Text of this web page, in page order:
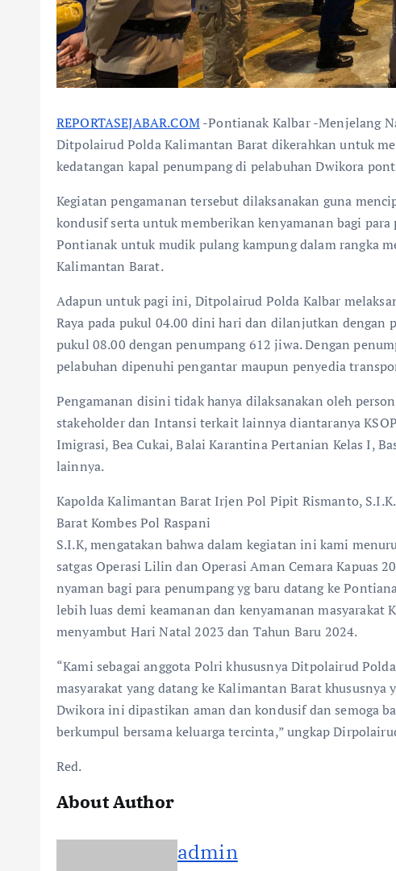
REPORTASEJABAR.COM-Pontianak Kalbar -Menjelang
Ditpolairud Polda Kalimantan Barat dikerahkan untuk
kedatangan kapal penumpang di pelabuhan Dwikora
Kegiatan pengamanan tersebut dilaksanakan guna
kondusif serta untuk memberikan kenyamanan bagi
Pontianak untuk mudik pulang kampung dalam rangka
Kalimantan Barat.
Adapun untuk pagi ini, Ditpolairud Polda Kalbar
Raya pada pukul 04.00 dini hari dan dilanjutkan dengan
pukul 08.00 dengan penumpang 612 jiwa. Dengan
pelabuhan dipenuhi pengantar maupun penyedia
Pengamanan disini tidak hanya dilaksanakan oleh
stakeholder dan Intansi terkait lainnya diantaranya
Imigrasi, Bea Cukai, Balai Karantina Pertanian Kelas I,
lainnya.
Kapolda Kalimantan Barat Irjen Pol Pipit Rismanto,
Barat Kombes Pol Raspani
S.I.K, mengatakan bahwa dalam kegiatan ini kami
satgas Operasi Lilin dan Operasi Aman Cemara Kapuas
nyaman bagi para penumpang yg baru datang ke
lebih luas demi keamanan dan kenyamanan masyarakat
menyambut Hari Natal 2023 dan Tahun Baru 2024.
“Kami sebagai anggota Polri khususnya Ditpolairud
masyarakat yang datang ke Kalimantan Barat
Dwikora ini dipastikan aman dan kondusif dan semoga
berkumpul bersama keluarga tercinta,” ungkap
Red.
About Author
admin